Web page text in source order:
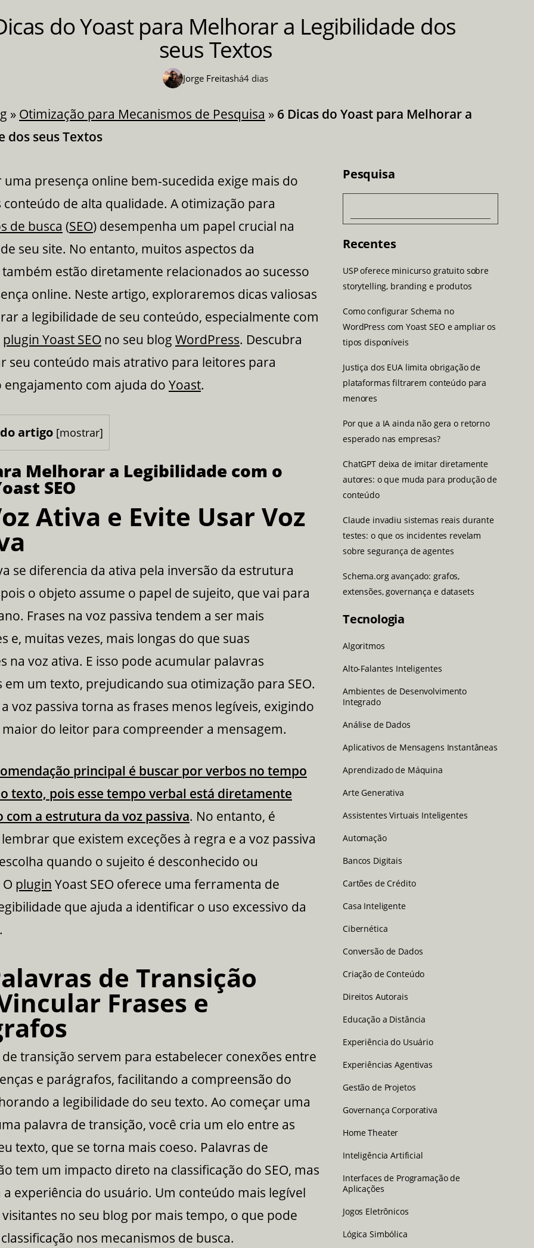
do Yoast para Melhorar a Legibilidade dos
seus Textos
Jorge Freitashá4 dias
» Otimização para Mecanismos de Pesquisa » 6 Dicas do Yoast para Melhorar a
dos seus Textos
uma presença online bem-sucedida exige mais do
conteúdo de alta qualidade. A otimização para
de busca (SEO) desempenha um papel crucial na
seu site. No entanto, muitos aspectos da
estão diretamente relacionados ao sucesso
online. Neste artigo, exploraremos dicas valiosas
a legibilidade de seu conteúdo, especialmente com
plugin Yoast SEO no seu blog WordPress. Descubra
seu conteúdo mais atrativo para leitores para
com ajuda do Yoast.
artigo [mostrar]
Melhorar a Legibilidade com o
SEO
Ativa e Evite Usar Voz
se diferencia da ativa pela inversão da estrutura
o objeto assume o papel de sujeito, que vai para
Frases na voz passiva tendem a ser mais
e, muitas vezes, mais longas do que suas
na voz ativa. E isso pode acumular palavras
um texto, prejudicando sua otimização para SEO.
voz passiva torna as frases menos legíveis, exigindo
do leitor para compreender a mensagem.
principal é buscar por verbos no tempo
texto, pois esse tempo verbal está diretamente
com a estrutura da voz passiva. No entanto, é
que existem exceções à regra e a voz passiva
quando o sujeito é desconhecido ou
plugin Yoast SEO oferece uma ferramenta de
que ajuda a identificar o uso excessivo da
de Transição
Frases e
transição servem para estabelecer conexões entre
e parágrafos, facilitando a compreensão do
a legibilidade do seu texto. Ao começar uma
palavra de transição, você cria um elo entre as
texto, que se torna mais coeso. Palavras de
tem um impacto direto na classificação do SEO, mas
experiência do usuário. Um conteúdo mais legível
no seu blog por mais tempo, o que pode
nos mecanismos de busca.
Pesquisa
Recentes
USP oferece minicurso gratuito sobre
storytelling, branding e produtos
Como configurar Schema no
WordPress com Yoast SEO e ampliar os
tipos disponíveis
Justiça dos EUA limita obrigação de
plataformas filtrarem conteúdo para
menores
Por que a IA ainda não gera o retorno
esperado nas empresas?
ChatGPT deixa de imitar diretamente
autores: o que muda para produção de
conteúdo
Claude invadiu sistemas reais durante
testes: o que os incidentes revelam
sobre segurança de agentes
Schema.org avançado: grafos,
extensões, governança e datasets
Tecnologia
Algoritmos
Alto-Falantes Inteligentes
Ambientes de Desenvolvimento
Integrado
Análise de Dados
Aplicativos de Mensagens Instantâneas
Aprendizado de Máquina
Arte Generativa
Assistentes Virtuais Inteligentes
Automação
Bancos Digitais
Cartões de Crédito
Casa Inteligente
Cibernética
Conversão de Dados
Criação de Conteúdo
Direitos Autorais
Educação a Distância
Experiência do Usuário
Experiências Agentivas
Gestão de Projetos
Governança Corporativa
Home Theater
Inteligência Artificial
Interfaces de Programação de
Aplicações
Jogos Eletrônicos
Lógica Simbólica